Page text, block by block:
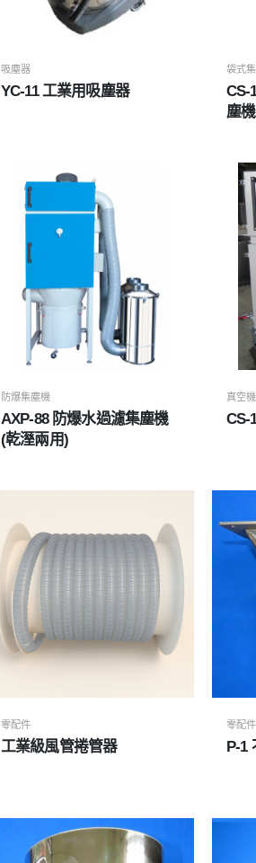
吸塵器
YC-11 工業用吸塵器
袋式
CS-
塵機
防爆集塵機
AXP-88 防爆水過濾集塵機
(乾溼兩用)
真空機
CS-
零配件
工業級風管捲管器
零配件
P-1